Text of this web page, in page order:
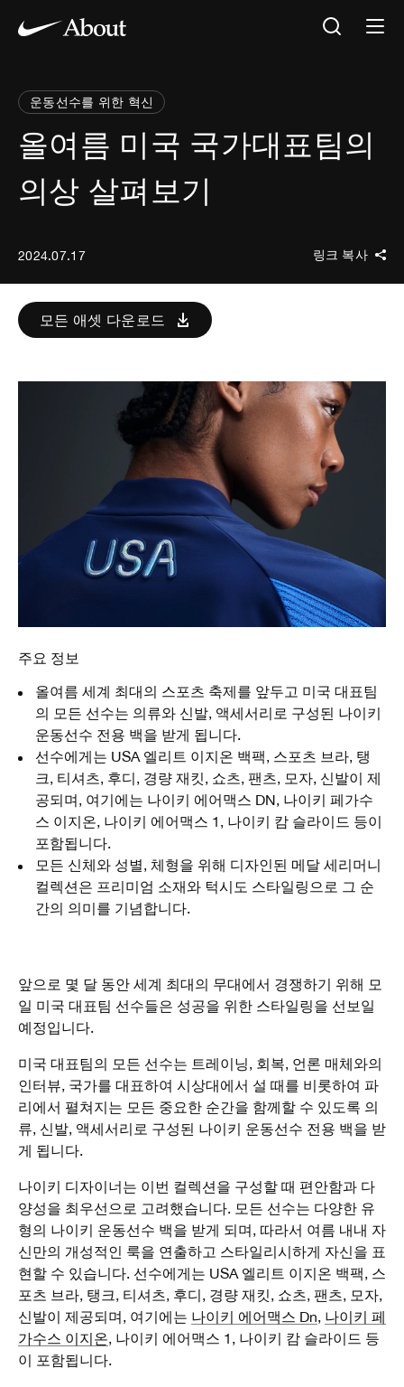
운동선수를 위한 혁신
올여름 미국 국가대표팀의
의상 살펴보기
2024.07.17 링크 복사
모든 애셋 다운로드
주요 정보
올여름 세계 최대의 스포츠 축제를 앞두고 미국 대표팀
의 모든 선수는 의류와 신발, 액세서리로 구성된 나이키
운동선수 전용 백을 받게 됩니다.
선수에게는 USA 엘리트 이지온 백팩, 스포츠 브라, 탱
크, 티셔츠, 후디, 경량 재킷, 쇼츠, 팬츠, 모자, 신발이 제
공되며, 여기에는 나이키 에어맥스 DN, 나이키 페가수
스 이지온, 나이키 에어맥스 1, 나이키 캄 슬라이드 등이
포함됩니다.
모든 신체와 성별, 체형을 위해 디자인된 메달 세리머니
컬렉션은 프리미엄 소재와 턱시도 스타일링으로 그 순
간의 의미를 기념합니다.
앞으로 몇 달 동안 세계 최대의 무대에서 경쟁하기 위해 모
일 미국 대표팀 선수들은 성공을 위한 스타일링을 선보일
예정입니다.
미국 대표팀의 모든 선수는 트레이닝, 회복, 언론 매체와의
인터뷰, 국가를 대표하여 시상대에서 설 때를 비롯하여 파
리에서 펼쳐지는 모든 중요한 순간을 함께할 수 있도록 의
류, 신발, 액세서리로 구성된 나이키 운동선수 전용 백을 받
게 됩니다.
나이키 디자이너는 이번 컬렉션을 구성할 때 편안함과 다
양성을 최우선으로 고려했습니다. 모든 선수는 다양한 유
형의 나이키 운동선수 백을 받게 되며, 따라서 여름 내내 자
신만의 개성적인 룩을 연출하고 스타일리시하게 자신을 표
현할 수 있습니다. 선수에게는 USA 엘리트 이지온 백팩, 스
포츠 브라, 탱크, 티셔츠, 후디, 경량 재킷, 쇼츠, 팬츠, 모자,
신발이 제공되며, 여기에는 나이키 에어맥스 Dn, 나이키 페
가수스 이지온, 나이키 에어맥스 1, 나이키 캄 슬라이드 등
이 포함됩니다.